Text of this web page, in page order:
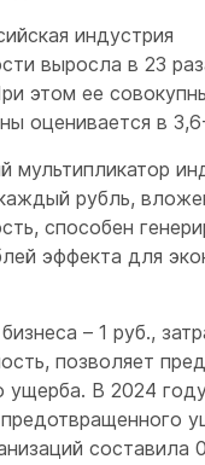
индустрия
выросла в 23
этом ее
оценивается в
мультипликатор
рубль,
способен
эффекта для
– 1 руб.,
позволяет
ущерба. В 2024
составила